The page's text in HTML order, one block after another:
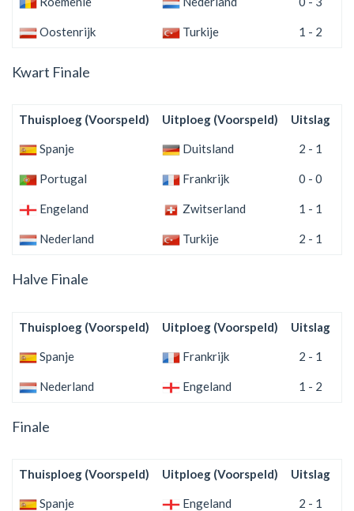
Oostenrijk Turkije 1 - 2
Kwart Finale
Thuisploeg (Voorspeld) Uitploeg (Voorspeld) Uitslag
Spanje Duitsland 2 - 1
Portugal Frankrijk 0 - 0
Engeland Zwitserland 1 - 1
Nederland Turkije 2 - 1
Halve Finale
Thuisploeg (Voorspeld) Uitploeg (Voorspeld) Uitslag
Spanje Frankrijk 2 - 1
Nederland Engeland 1 - 2
Finale
Thuisploeg (Voorspeld) Uitploeg (Voorspeld) Uitslag
Spanje Engeland 2 - 1